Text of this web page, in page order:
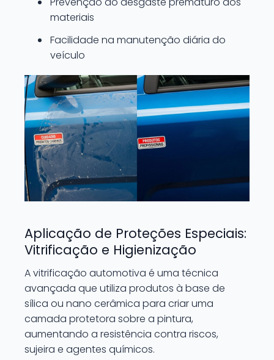
materiais
Facilidade na manutenção diária do
veículo
Aplicação de Proteções Especiais:
Vitrificação e Higienização
A vitrificação automotiva é uma técnica
avançada que utiliza produtos à base de
sílica ou nano cerâmica para criar uma
camada protetora sobre a pintura,
aumentando a resistência contra riscos,
sujeira e agentes químicos.